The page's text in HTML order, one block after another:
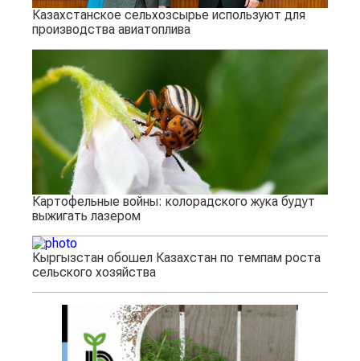
Казахстанское сельхозсырье используют для
производства авиатоплива
Картофельные войны: колорадского жука будут
выжигать лазером
Кыргызстан обошел Казахстан по темпам роста
сельского хозяйства